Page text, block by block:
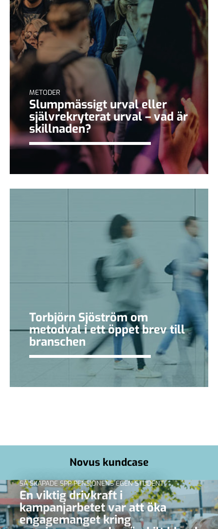
METODER
Slumpmässigt urval eller
självrekryterat urval – vad är
skillnaden?
Torbjörn Sjöström om
metodval i ett öppet brev till
branschen
Novus kundcase
SÅ SKAPADE SPP PENSIONENS EGEN STUDENT
En viktig drivkraft i
kampanjarbetet var att öka
engagemanget kring